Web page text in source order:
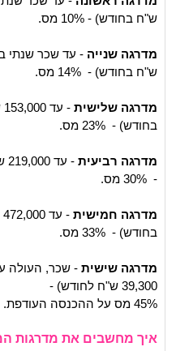
ש"ח בחודש) - 10% מס.
מדרגה שנייה
ש"ח בחודש) - 14% מס.
מדרגה שלישית
בחודש) - 23% מס.
מדרגה רביעית
- 30% מס.
מדרגה חמישית
בחודש) - 33% מס.
מדרגה שישית
39,300 ש"ח לחודש) -
45% מס על ההכנסה העודפת.
איך מחשבים את מדרגות